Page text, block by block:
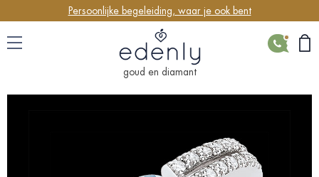
Persoonlijke begeleiding, waar je ook bent
goud en diamant